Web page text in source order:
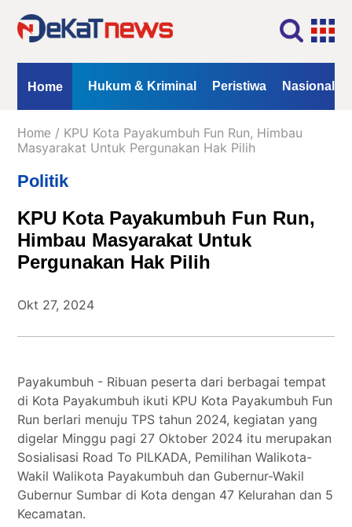
Home
Kanal
Berita
Hukum
Kriminal
Peristiwa
Nasional
Olahraga
Internasional
Opini
Opini Hukum & Kriminal Peristiwa Nasional
Home
Home / KPU Kota Payakumbuh Fun Run, Himbau
Masyarakat Untuk Pergunakan Hak Pilih
Politik
KPU Kota Payakumbuh Fun Run,
Himbau Masyarakat Untuk
Pergunakan Hak Pilih
Okt 27, 2024
Payakumbuh - Ribuan peserta dari berbagai tempat
di Kota Payakumbuh ikuti KPU Kota Payakumbuh Fun
Run berlari menuju TPS tahun 2024, kegiatan yang
digelar Minggu pagi 27 Oktober 2024 itu merupakan
Sosialisasi Road To PILKADA, Pemilihan Walikota-
Wakil Walikota Payakumbuh dan Gubernur-Wakil
Gubernur Sumbar di Kota dengan 47 Kelurahan dan 5
Kecamatan.